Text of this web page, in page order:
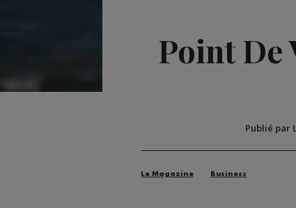
Point De
Publié par
Le Magazine Business